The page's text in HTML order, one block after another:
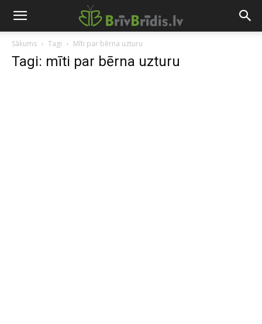
Sākums Tagi Mīti par bērna uzturu
Tagi: mīti par bērna uzturu